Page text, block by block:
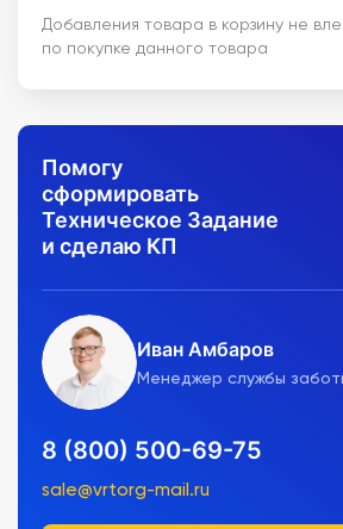
Добавления товара в корзину не
по покупке данного товара
Помогу
сформировать
Техническое Задание
и сделаю КП
Иван Амбаров
Менеджер службы
8 (800) 500-69-75
sale@vrtorg-mail.ru